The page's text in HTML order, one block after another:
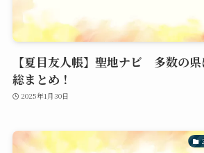
【夏目友人帳】聖地ナビ 多数の
総まとめ！
2025年1月30日